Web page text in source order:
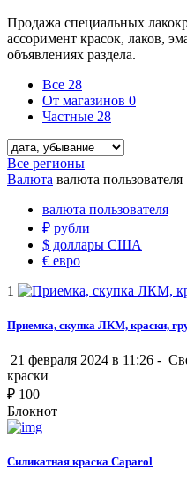
Продажа специальных
ассоримент красок, лаков,
объявлениях раздела.
Все 28
От магазинов 0
Частные 28
Все регионы
Валюта валюта пользователя
валюта пользователя
₽ рубли
$ доллары США
€ евро
1
Приемка, скупка ЛКМ, краски,
21 февраля 2024 в 11:26 -
краски
₽ 100
Блокнот
Силикатная краска Caparol